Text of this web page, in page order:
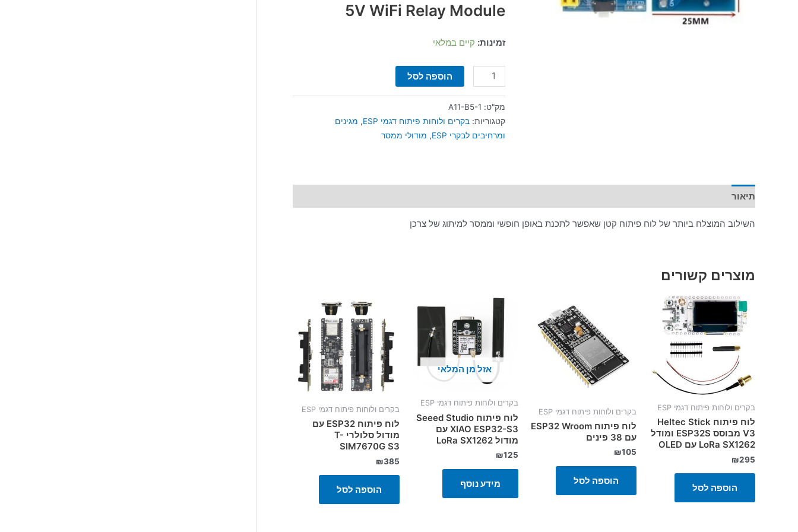
5V WiFi Relay Module
זמינות: קיים במלאי
הוספה לסל
מק"ט: A11-B5-1
קטגוריות: בקרים ולוחות פיתוח דגמי ESP , מגינים
ומרחיבים לבקרי ESP
, מודולי ממסר
תיאור
השילוב המוצלח ביותר של לוח פיתוח קטן שאפשר לתכנת באופן חופשי וממסר למיתוג של צרכן
מוצרים קשורים
בקרים ולוחות פיתוח דגמי ESP
לוח פיתוח Heltec Stick
V3 מבוסס ESP32S ומודל
LoRa SX1262 עם OLED
₪295
הוספה לסל
בקרים ולוחות פיתוח דגמי ESP
לוח פיתוח ESP32 Wroom
עם 38 פינים
₪105
הוספה לסל
אזל מן המלאי
בקרים ולוחות פיתוח דגמי ESP
לוח פיתוח Seeed Studio
XIAO ESP32-S3 עם
מודול LoRa SX1262
₪125
מידע נוסף
בקרים ולוחות פיתוח דגמי ESP
לוח פיתוח ESP32 עם
מודול סלולרי T-
SIM7670G S3
₪385
הוספה לסל